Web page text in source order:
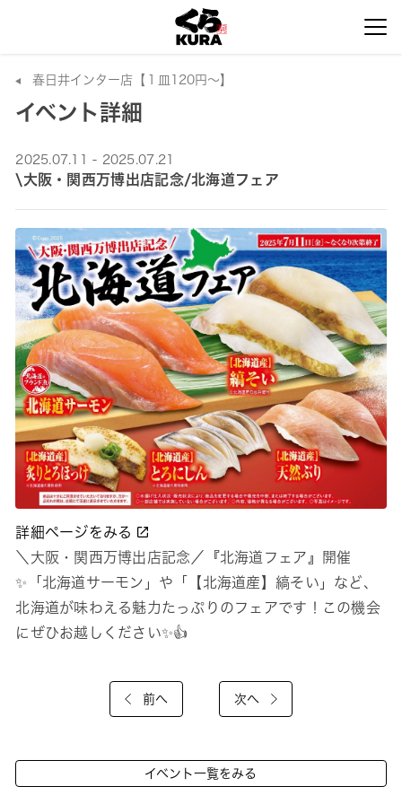
春日井インター店【１皿120円～】
イベント詳細
2025.07.11 - 2025.07.21
\大阪・関西万博出店記念/北海道フェア
詳細ページをみる
＼大阪・関西万博出店記念／『北海道フェア』開催
✨「北海道サーモン」や「【北海道産】縞そい」など、
北海道が味わえる魅力たっぷりのフェアです！この機会
にぜひお越しください✨👍
前へ 次へ
イベント一覧をみる